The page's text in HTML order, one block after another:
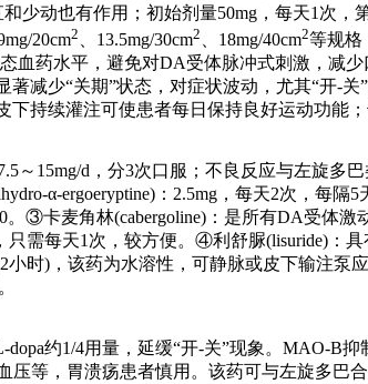
动也有作用；初始剂量50mg，每天1次，
20cm2 、13.5mg/30cm2 、18mg/40cm2等规格
药水平，避免对DA受体脉冲式刺激，减少
减少“关期”状态，对症状波动，尤其“开-关
持续灌注可使患者每日保持良好运动功能；
～15mg/d，分3次口服；不良反应与左旋多
α-ergoeryptine)：2.5mg，每天2次，每隔5
。③卡麦角林(cabergoline)：是所有DA受体
需每天1次，较方便。④利舒脲(lisuride)：
时)，该药为水溶性，可静脉或皮下输注泵
约1/4用量，延缓“开-关”现象。MAO-B抑
压等，胃溃疡患者慎用。该药可与左旋多巴